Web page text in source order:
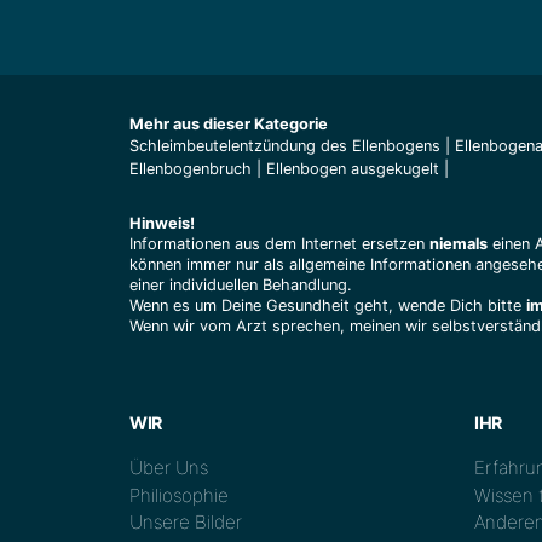
Mehr aus dieser Kategorie
Schleimbeutelentzündung des Ellenbogens
Ellenbogenbruch
Ellenbogen ausgekugelt
Hinweis!
Informationen aus dem Internet ersetzen niemals einen
können immer nur als allgemeine Informationen
einer individuellen Behandlung.
Wenn es um Deine Gesundheit geht, wende Dich bitte
Wenn wir vom Arzt sprechen, meinen wir
WIR
Über Uns
Philiosophie
Unsere Bilder
IHR
Wissen